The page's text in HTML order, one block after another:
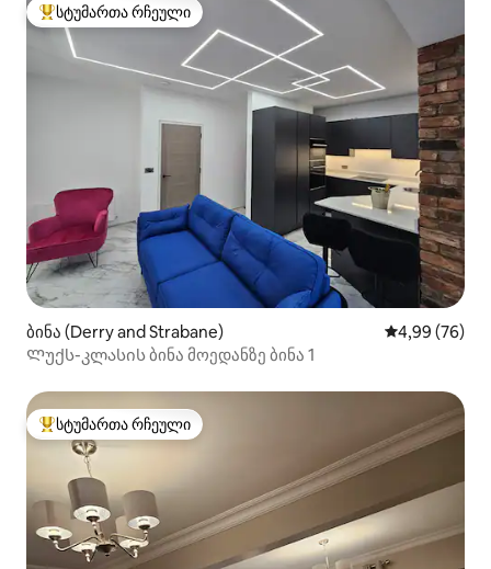
სტუმართა რჩეული მოწინავე ვარიანტი
სტუმართა რჩეული
ბინა (Derry and Strabane) საშუალო
4,99 (76)
Ლუქს-კლასის ბინა მოედანზე ბინა 1
სტუმართა რჩეული მოწინავე ვარიანტი
სტუმართა რჩეული